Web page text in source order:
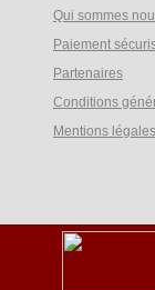
Qui sommes
Paiement
Partenaires
Conditions
Mentions légales